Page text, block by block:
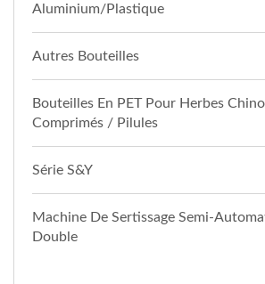
Aluminium/plastique
Autres Bouteilles
Bouteilles En PET Pour Herbes
Comprimés / Pilules
Série S&Y
Machine De Sertissage Semi-
Double